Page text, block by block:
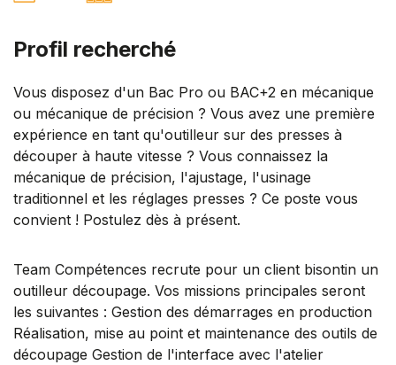
Profil recherché
Vous disposez d'un Bac Pro ou BAC+2 en mécanique
ou mécanique de précision ? Vous avez une première
expérience en tant qu'outilleur sur des presses à
découper à haute vitesse ? Vous connaissez la
mécanique de précision, l'ajustage, l'usinage
traditionnel et les réglages presses ? Ce poste vous
convient ! Postulez dès à présent.
Team Compétences recrute pour un client bisontin un
outilleur découpage. Vos missions principales seront
les suivantes : Gestion des démarrages en production
Réalisation, mise au point et maintenance des outils de
découpage Gestion de l'interface avec l'atelier